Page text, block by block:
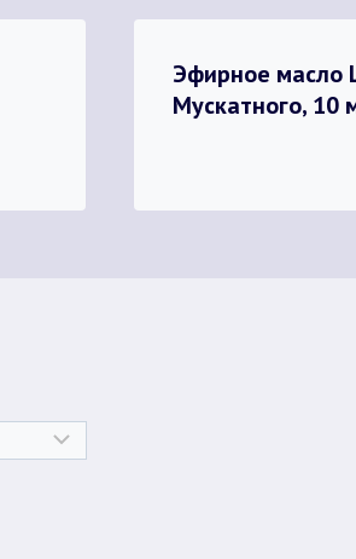
Эфирное масло
Мускатного, 10